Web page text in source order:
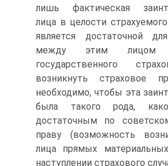
лишь фактическая
лица в целости
является достаточной
между этим лицом
государственного
возникнуть страховое
необходимо, чтобы эта
была такого рода,
достаточным по
праву (возможность
лица прямых
наступлении страхового